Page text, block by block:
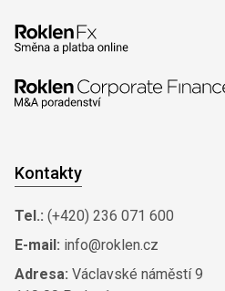
Kontakty
Tel.: (+420) 236 071 600
E-mail: info@roklen.cz
Adresa: Václavské náměstí 9